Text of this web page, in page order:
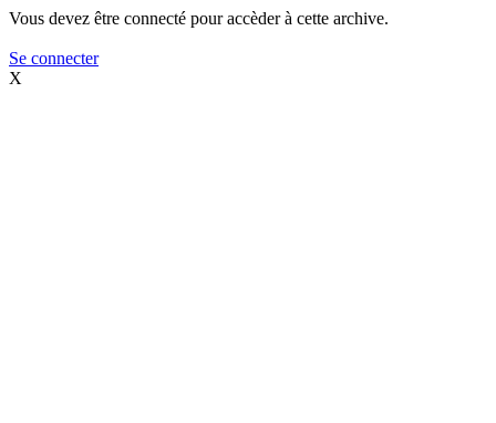
Vous devez être connecté pour accèder à cette archive.
Se connecter
X